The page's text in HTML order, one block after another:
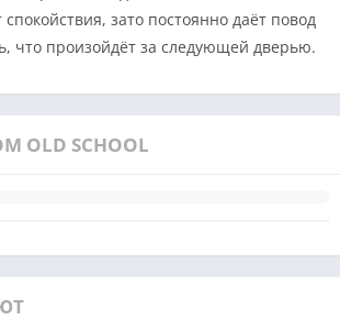
зато постоянно даёт повод
что произойдёт за следующей дверью.
OLD SCHOOL